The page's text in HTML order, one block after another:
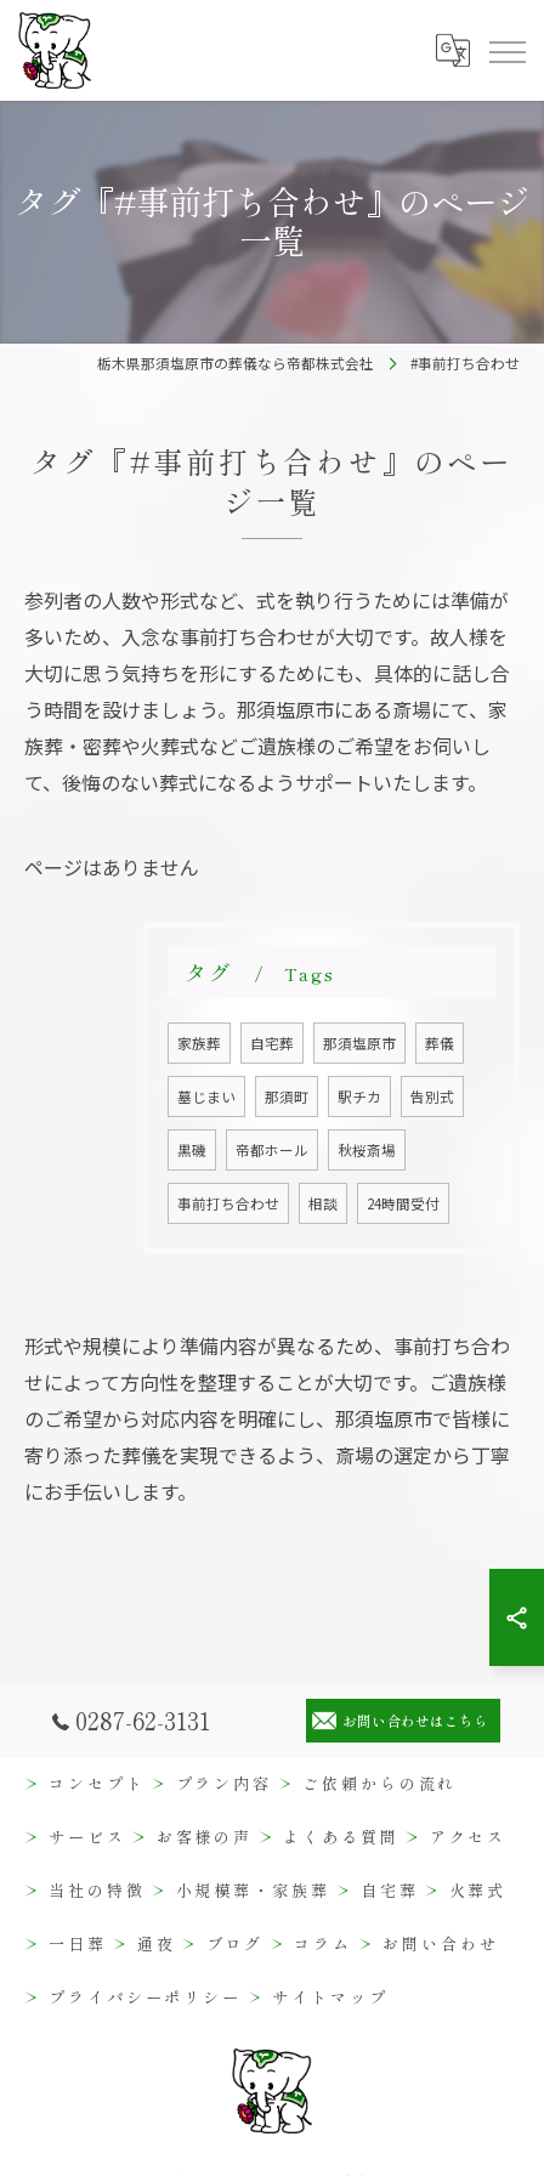
タグ『#事前打ち合わせ』のページ
一覧
栃木県那須塩原市の葬儀なら帝都株式会社 #事前打ち合わせ
タグ『#事前打ち合わせ』のペー
ジ一覧
参列者の人数や形式など、式を執り行うためには準備が
多いため、入念な事前打ち合わせが大切です。故人様を
大切に思う気持ちを形にするためにも、具体的に話し合
う時間を設けましょう。那須塩原市にある斎場にて、家
族葬・密葬や火葬式などご遺族様のご希望をお伺いし
て、後悔のない葬式になるようサポートいたします。
ページはありません
タグ Tags
家族葬 自宅葬 那須塩原市 葬儀
墓じまい 那須町 駅チカ 告別式
黒磯 帝都ホール 秋桜斎場
事前打ち合わせ 相談 24時間受付
形式や規模により準備内容が異なるため、事前打ち合わ
せによって方向性を整理することが大切です。ご遺族様
のご希望から対応内容を明確にし、那須塩原市で皆様に
寄り添った葬儀を実現できるよう、斎場の選定から丁寧
にお手伝いします。
0287-62-3131 お問い合わせはこちら
コンセプト プラン内容 ご依頼からの流れ
サービス お客様の声 よくある質問 アクセス
当社の特徴 小規模葬・家族葬 自宅葬 火葬式
一日葬 通夜 ブログ コラム お問い合わせ
プライバシーポリシー サイトマップ
お問い合わせ・ご相談はこちら